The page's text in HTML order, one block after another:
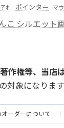
札 ポインター マ
こ シルエット
作権等、当店
象になります
ーダーについて